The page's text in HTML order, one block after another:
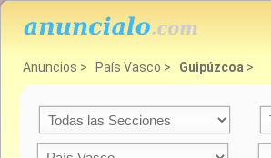
Anuncios > País Vasco > Guipúzcoa >